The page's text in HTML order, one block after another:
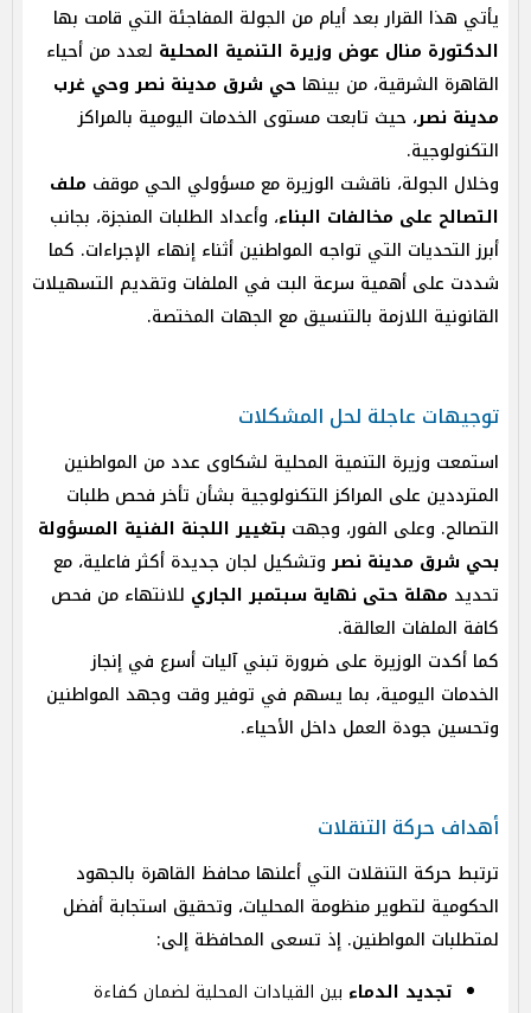
يأتي هذا القرار بعد أيام من الجولة المفاجئة التي قامت بها
الدكتورة منال عوض وزيرة التنمية المحلية لعدد من أحياء
القاهرة الشرقية، من بينها حي شرق مدينة نصر وحي غرب
مدينة نصر، حيث تابعت مستوى الخدمات اليومية بالمراكز
التكنولوجية.
وخلال الجولة، ناقشت الوزيرة مع مسؤولي الحي موقف ملف
التصالح على مخالفات البناء، وأعداد الطلبات المنجزة، بجانب
أبرز التحديات التي تواجه المواطنين أثناء إنهاء الإجراءات. كما
شددت على أهمية سرعة البت في الملفات وتقديم التسهيلات
القانونية اللازمة بالتنسيق مع الجهات المختصة.
توجيهات عاجلة لحل المشكلات
استمعت وزيرة التنمية المحلية لشكاوى عدد من المواطنين
المترددين على المراكز التكنولوجية بشأن تأخر فحص طلبات
التصالح. وعلى الفور، وجهت بتغيير اللجنة الفنية المسؤولة
بحي شرق مدينة نصروتشكيل لجان جديدة أكثر فاعلية، مع
تحديد مهلة حتى نهاية سبتمبر الجاري للانتهاء من فحص
كافة الملفات العالقة.
كما أكدت الوزيرة على ضرورة تبني آليات أسرع في إنجاز
الخدمات اليومية، بما يسهم في توفير وقت وجهد المواطنين
وتحسين جودة العمل داخل الأحياء.
أهداف حركة التنقلات
ترتبط حركة التنقلات التي أعلنها محافظ القاهرة بالجهود
الحكومية لتطوير منظومة المحليات، وتحقيق استجابة أفضل
لمتطلبات المواطنين. إذ تسعى المحافظة إلى:
تجديد الدماء بين القيادات المحلية لضمان كفاءة